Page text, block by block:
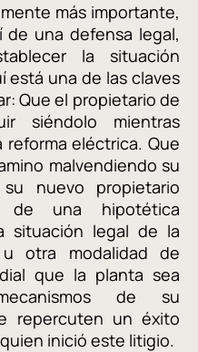
más importante,
una defensa legal,
la situación
está una de las claves
Que el propietario de
siéndolo mientras
reforma eléctrica. Que
malvendiendo su
nuevo propietario
de una hipotética
situación legal de la
otra modalidad de
que la planta sea
de su
repercuten un éxito
inició este litigio.